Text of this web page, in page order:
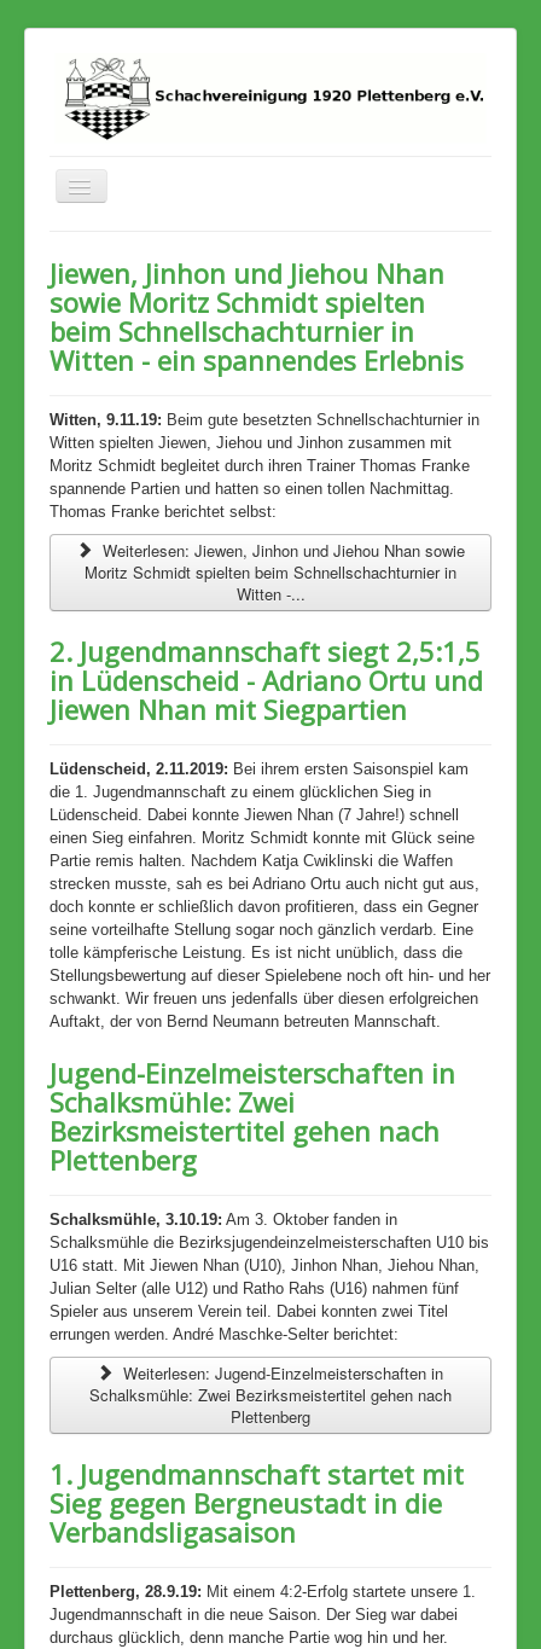
Toggle
Navigation
Termine
Stadtmeisterschaft
Archiv
Jiewen, Jinhon und Jiehou Nhan
sowie Moritz Schmidt spielten
beim Schnellschachturnier in
Witten - ein spannendes Erlebnis
Witten, 9.11.19: Beim gute besetzten Schnellschachturnier in
Witten spielten Jiewen, Jiehou und Jinhon zusammen mit
Moritz Schmidt begleitet durch ihren Trainer Thomas Franke
spannende Partien und hatten so einen tollen Nachmittag.
Thomas Franke berichtet selbst:
Weiterlesen: Jiewen, Jinhon und Jiehou Nhan sowie
Moritz Schmidt spielten beim Schnellschachturnier in
Witten -...
2. Jugendmannschaft siegt 2,5:1,5
in Lüdenscheid - Adriano Ortu und
Jiewen Nhan mit Siegpartien
Lüdenscheid, 2.11.2019: Bei ihrem ersten Saisonspiel kam
die 1. Jugendmannschaft zu einem glücklichen Sieg in
Lüdenscheid. Dabei konnte Jiewen Nhan (7 Jahre!) schnell
einen Sieg einfahren. Moritz Schmidt konnte mit Glück seine
Partie remis halten. Nachdem Katja Cwiklinski die Waffen
strecken musste, sah es bei Adriano Ortu auch nicht gut aus,
doch konnte er schließlich davon profitieren, dass ein Gegner
seine vorteilhafte Stellung sogar noch gänzlich verdarb. Eine
tolle kämpferische Leistung. Es ist nicht unüblich, dass die
Stellungsbewertung auf dieser Spielebene noch oft hin- und her
schwankt. Wir freuen uns jedenfalls über diesen erfolgreichen
Auftakt, der von Bernd Neumann betreuten Mannschaft.
Jugend-Einzelmeisterschaften in
Schalksmühle: Zwei
Bezirksmeistertitel gehen nach
Plettenberg
Schalksmühle, 3.10.19: Am 3. Oktober fanden in
Schalksmühle die Bezirksjugendeinzelmeisterschaften U10 bis
U16 statt. Mit Jiewen Nhan (U10), Jinhon Nhan, Jiehou Nhan,
Julian Selter (alle U12) und Ratho Rahs (U16) nahmen fünf
Spieler aus unserem Verein teil. Dabei konnten zwei Titel
errungen werden. André Maschke-Selter berichtet:
Weiterlesen: Jugend-Einzelmeisterschaften in
Schalksmühle: Zwei Bezirksmeistertitel gehen nach
Plettenberg
1. Jugendmannschaft startet mit
Sieg gegen Bergneustadt in die
Verbandsligasaison
Plettenberg, 28.9.19: Mit einem 4:2-Erfolg startete unsere 1.
Jugendmannschaft in die neue Saison. Der Sieg war dabei
durchaus glücklich, denn manche Partie wog hin und her.